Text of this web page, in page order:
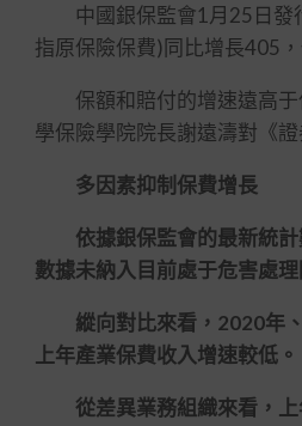
中國銀保監會1月25日發行
指原保險保費)同比增長405
保額和賠付的增速遠高于
學保險學院院長謝遠濤對《證
多因素抑制保費增長
依據銀保監會的最新統計
數據未納入目前處于危害處
縱向對比來看，2020年、
上年產業保費收入增速較低。
從差異業務組織來看，上